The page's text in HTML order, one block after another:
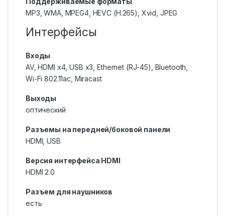
MP3, WMA, MPEG4, HEVC (H.265), Xvid, JPEG
Интерфейсы
Входы
AV, HDMI x4, USB x3, Ethernet (RJ-45), Bluetooth,
Wi-Fi 802.11ac, Miracast
Выходы
оптический
Разъемы на передней/боковой панели
HDMI, USB
Версия интерфейса HDMI
HDMI 2.0
Разъем для наушников
есть